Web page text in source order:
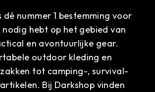
dé nummer 1 bestemming voor
hebt op het gebied van
en avontuurlijke gear.
outdoor kleding en
tot camping-, survival-
Bij Darkshop vinden